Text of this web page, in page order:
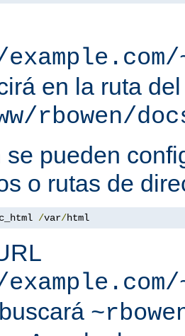
en la ruta
rbowen/
se pueden
o rutas de
/var/html